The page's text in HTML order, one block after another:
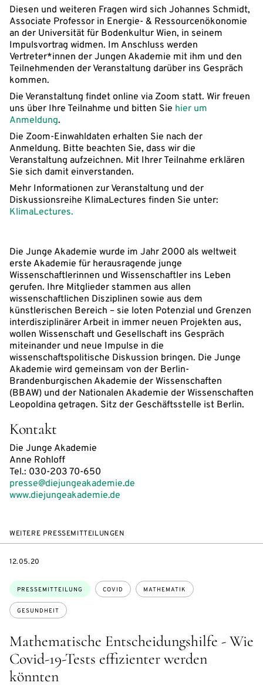
Diesen und weiteren Fragen wird sich Johannes Schmidt,
Associate Professor in Energie- & Ressourcenökonomie
an der Universität für Bodenkultur Wien, in seinem
Impulsvortrag widmen. Im Anschluss werden
Vertreter*innen der Jungen Akademie mit ihm und den
Teilnehmenden der Veranstaltung darüber ins Gespräch
kommen.
Die Veranstaltung findet online via Zoom statt. Wir freuen
uns über Ihre Teilnahme und bitten Sie hier um
Anmeldung.
Die Zoom-Einwahldaten erhalten Sie nach der
Anmeldung. Bitte beachten Sie, dass wir die
Veranstaltung aufzeichnen. Mit Ihrer Teilnahme erklären
Sie sich damit einverstanden.
Mehr Informationen zur Veranstaltung und der
Diskussionsreihe KlimaLectures finden Sie unter:
KlimaLectures.
Die Junge Akademie wurde im Jahr 2000 als weltweit
erste Akademie für herausragende junge
Wissenschaftlerinnen und Wissenschaftler ins Leben
gerufen. Ihre Mitglieder stammen aus allen
wissenschaftlichen Disziplinen sowie aus dem
künstlerischen Bereich – sie loten Potenzial und Grenzen
interdisziplinärer Arbeit in immer neuen Projekten aus,
wollen Wissenschaft und Gesellschaft ins Gespräch
miteinander und neue Impulse in die
wissenschaftspolitische Diskussion bringen. Die Junge
Akademie wird gemeinsam von der Berlin-
Brandenburgischen Akademie der Wissenschaften
(BBAW) und der Nationalen Akademie der Wissenschaften
Leopoldina getragen. Sitz der Geschäftsstelle ist Berlin.
Kontakt
Die Junge Akademie
Anne Rohloff
Tel.: 030-203 70-650
presse@diejungeakademie.de
www.diejungeakademie.de
WEITERE PRESSEMITTEILUNGEN
Mathematische Entscheidungshilfe - Wie
Covid-19-Tests effizienter werden
könnten
Themen:
PRESSEMITTEILUNG COVID MATHEMATIK
GESUNDHEIT
DATE
12.05.20